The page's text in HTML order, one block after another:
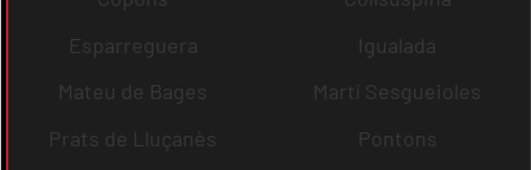
Esparreguera
Igualada
Mateu de Bages
Martí Sesgueioles
Prats de Lluçanès
Pontons